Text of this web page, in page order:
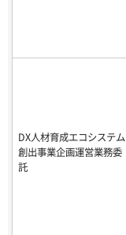
DX人材育成エコシステム
創出事業企画運営業務委
託